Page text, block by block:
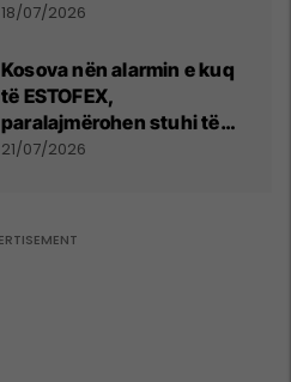
18/07/2026
Kosova nën alarmin e kuq
të ESTOFEX,
paralajmërohen stuhi të
fuqishme me breshër dhe
21/07/2026